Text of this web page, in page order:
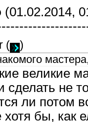
(01.02.2014,
(
)
великие
сделать не
ли потом
хотя бы, как